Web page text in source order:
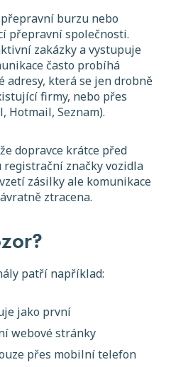
burzu nebo
přepravní společnosti.
zakázky a vystupuje
často probíhá
adresy, která se jen drobně
firmy, nebo přes
Hotmail, Seznam).
dopravce krátce před
značky vozidla
zásilky ale komunikace
ztracena.
patří například:
jako první
webové stránky
přes mobilní telefon